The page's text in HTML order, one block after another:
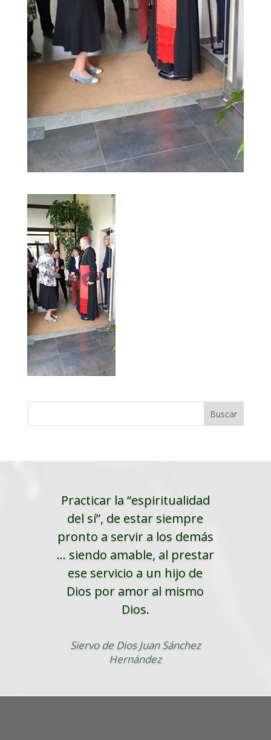
Practicar la “espiritualidad
del sí”, de estar siempre
pronto a servir a los demás
... siendo amable, al prestar
ese servicio a un hijo de
Dios por amor al mismo
Dios.
Siervo de Dios Juan Sánchez
Hernández